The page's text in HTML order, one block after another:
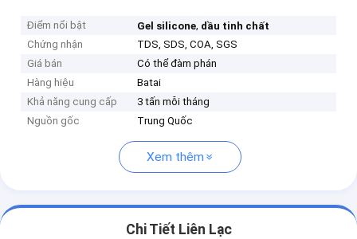
Điểm nổi bật Gel silicone, dầu tinh chất
Chứng nhận
TDS, SDS, COA, SGS
Giá bán
Có thể đàm phán
Hàng hiệu
Batai
Khả năng cung cấp
3 tấn mỗi tháng
Nguồn gốc
Trung Quốc
Xem thêm
Chi Tiết Liên Lạc